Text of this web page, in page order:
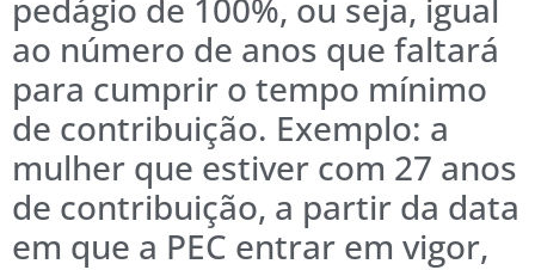
pedágio de 100%, ou seja, igual
ao número de anos que faltará
para cumprir o tempo mínimo
de contribuição. Exemplo: a
mulher que estiver com 27 anos
de contribuição, a partir da data
em que a PEC entrar em vigor,